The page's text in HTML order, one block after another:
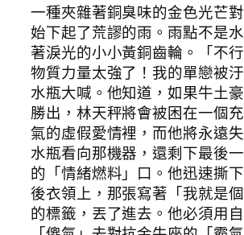
一種夾雜著銅臭味的金色光芒
始下起了荒謬的雨。雨點不是
著淚光的小小黃銅齒輪。「不
物質力量太強了！我的單戀被
水瓶大喊。他知道，如果牛土
勝出，林天秤將會被困在一個
氣的虛假愛情裡，而他將永遠
水瓶看向那機器，還剩下最後
的「情緒燃料」口。他迅速撕
後衣領上，那張寫著「我就是個
的標籤，丟了進去。他必須用